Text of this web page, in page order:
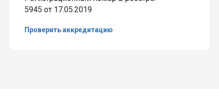
5945 от 17.05.2019
Проверить аккредитацию